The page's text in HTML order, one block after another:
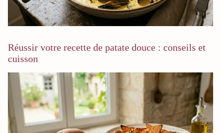
Réussir votre recette de patate douce : conseils et
cuisson